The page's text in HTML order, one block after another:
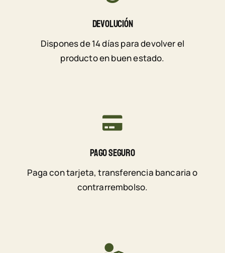
Devolución
Dispones de 14 días para devolver el
producto en buen estado.
Pago Seguro
Paga con tarjeta, transferencia bancaria o
contrarrembolso.